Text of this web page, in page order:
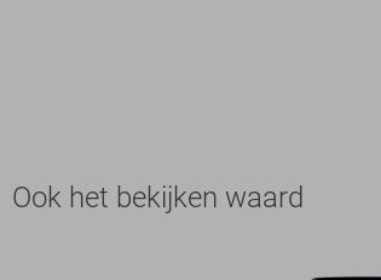
Ook het bekijken waard